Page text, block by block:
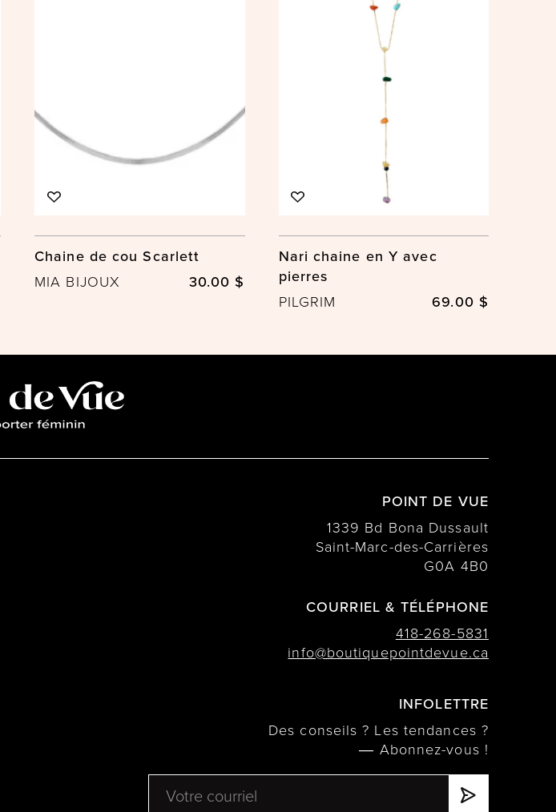
Chaine de cou Scarlett
MIA BIJOUX 30.00 $
Nari chaine en Y avec
pierres
PILGRIM 69.00 $
POINT DE VUE
1339 Bd Bona Dussault
Saint-Marc-des-Carrières
G0A 4B0
COURRIEL & TÉLÉPHONE
418-268-5831
info@boutiquepointdevue.ca
INFOLETTRE
Des conseils ? Les tendances ?
― Abonnez-vous !